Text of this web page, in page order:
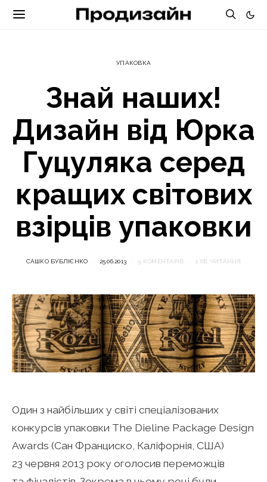
УПАКОВКА
Знай наших!
Дизайн від Юрка
Гуцуляка серед
кращих світових
взірців упаковки
САШКО БУБЛІЄНКО 25.06.2013 9 КОМЕНТАРІВ 1 ХВ ЧИТАННЯ
Один з найбільших у світі спеціалізованих
конкурсів упаковки The Dieline Package Design
Awards (Сан Франциско, Каліфорнія, США)
23 червня 2013 року оголосив переможців